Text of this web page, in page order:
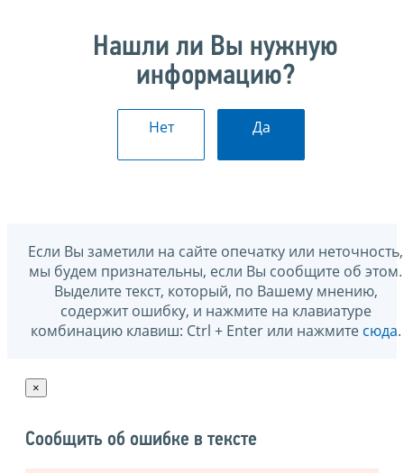
Нашли ли Вы нужную
информацию?
Нет Да
Если Вы заметили на сайте опечатку или неточность,
мы будем признательны, если Вы сообщите об этом.
Выделите текст, который, по Вашему мнению,
содержит ошибку, и нажмите на клавиатуре
комбинацию клавиш: Ctrl + Enter или нажмите сюда.
×
Сообщить об ошибке в тексте